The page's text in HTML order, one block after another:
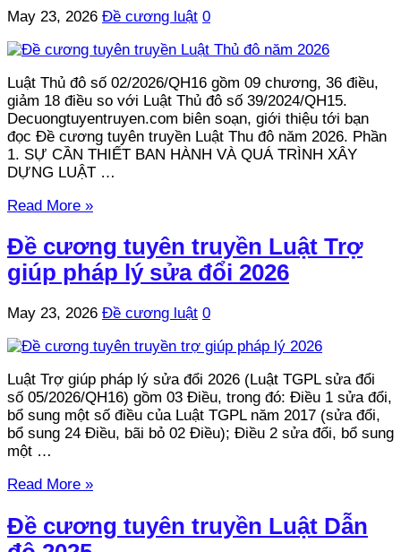
May 23, 2026 Đề cương luật 0
Luật Thủ đô số 02/2026/QH16 gồm 09 chương, 36 điều,
giảm 18 điều so với Luật Thủ đô số 39/2024/QH15.
Decuongtuyentruyen.com biên soạn, giới thiệu tới bạn
đọc Đề cương tuyên truyền Luật Thu đô năm 2026. Phần
1. SỰ CẦN THIẾT BAN HÀNH VÀ QUÁ TRÌNH XÂY
DỰNG LUẬT …
Read More »
Đề cương tuyên truyền Luật Trợ
giúp pháp lý sửa đổi 2026
May 23, 2026 Đề cương luật 0
Luật Trợ giúp pháp lý sửa đổi 2026 (Luật TGPL sửa đổi
số 05/2026/QH16) gồm 03 Điều, trong đó: Điều 1 sửa đổi,
bổ sung một số điều của Luật TGPL năm 2017 (sửa đổi,
bổ sung 24 Điều, bãi bỏ 02 Điều); Điều 2 sửa đổi, bổ sung
một …
Read More »
Đề cương tuyên truyền Luật Dẫn